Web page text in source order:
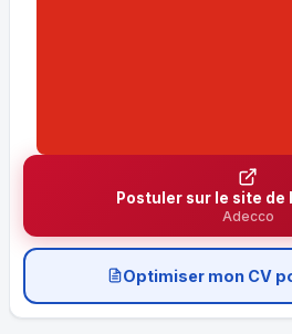
Postuler sur le site de
Adecco
Optimiser mon CV